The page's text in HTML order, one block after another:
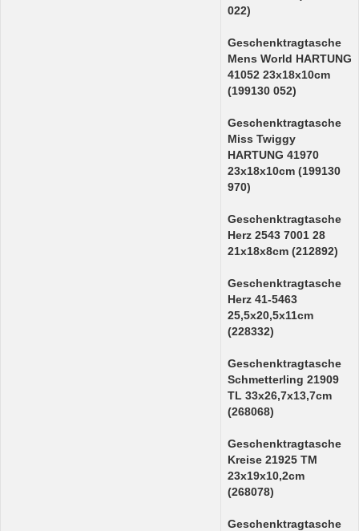
022)
Geschenktragtasche
Mens World HARTUNG
41052 23x18x10cm
(199130 052)
Geschenktragtasche
Miss Twiggy
HARTUNG 41970
23x18x10cm (199130
970)
Geschenktragtasche
Herz 2543 7001 28
21x18x8cm (212892)
Geschenktragtasche
Herz 41-5463
25,5x20,5x11cm
(228332)
Geschenktragtasche
Schmetterling 21909
TL 33x26,7x13,7cm
(268068)
Geschenktragtasche
Kreise 21925 TM
23x19x10,2cm
(268078)
Geschenktragtasche